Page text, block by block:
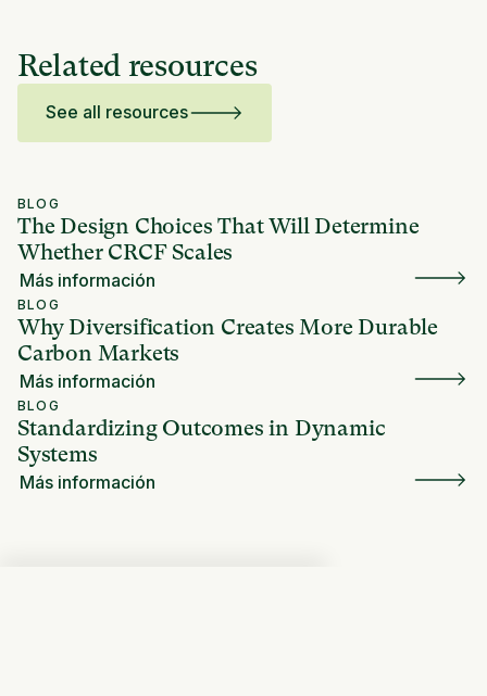
Related resources
See all resources
BLOG
The Design Choices That Will Determine
Whether CRCF Scales
Más información
BLOG
Why Diversification Creates More Durable
Carbon Markets
Más información
BLOG
Standardizing Outcomes in Dynamic
Systems
Más información